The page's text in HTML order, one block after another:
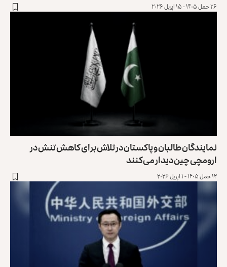
۲۶ حمل ۱۴۰۵ - ۱۵ اپریل ۲۰۲۶
نمایندگان طالبان و پاکستان در تلاش برای کاهش تنش در
ارومچی چین دیدار می‌کنند
۱۲ حمل ۱۴۰۵ - ۱ اپریل ۲۰۲۶